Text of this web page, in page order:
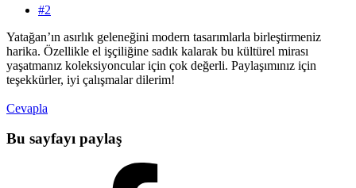
#2
Yatağan’ın asırlık geleneğini modern tasarımlarla birleştirmeniz
harika. Özellikle el işçiliğine sadık kalarak bu kültürel mirası
yaşatmanız koleksiyoncular için çok değerli. Paylaşımınız için
teşekkürler, iyi çalışmalar dilerim!
Cevapla
Bu sayfayı paylaş